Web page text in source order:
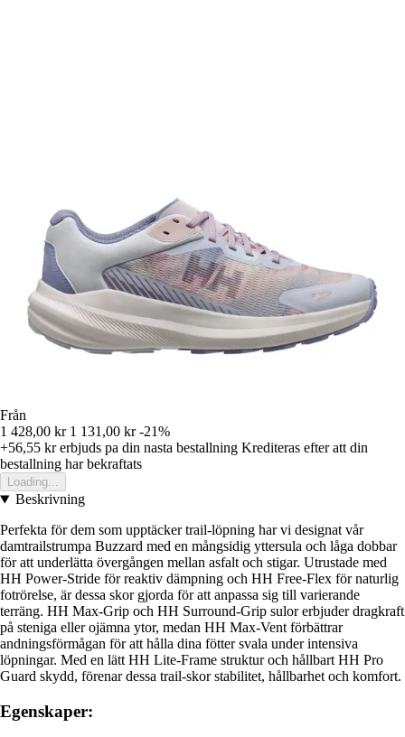
Från
1 428,00 kr 1 131,00 kr -21%
+56,55 krerbjuds pa din nasta bestallning Krediteras efter att din
bestallning har bekraftats
Loading...
Beskrivning
Perfekta för dem som upptäcker trail-löpning har vi designat vår
damtrailstrumpa Buzzard med en mångsidig yttersula och låga dobbar
för att underlätta övergången mellan asfalt och stigar. Utrustade med
HH Power-Stride för reaktiv dämpning och HH Free-Flex för naturlig
fotrörelse, är dessa skor gjorda för att anpassa sig till varierande
terräng. HH Max-Grip och HH Surround-Grip sulor erbjuder dragkraft
på steniga eller ojämna ytor, medan HH Max-Vent förbättrar
andningsförmågan för att hålla dina fötter svala under intensiva
löpningar. Med en lätt HH Lite-Frame struktur och hållbart HH Pro
Guard skydd, förenar dessa trail-skor stabilitet, hållbarhet och komfort.
Egenskaper: